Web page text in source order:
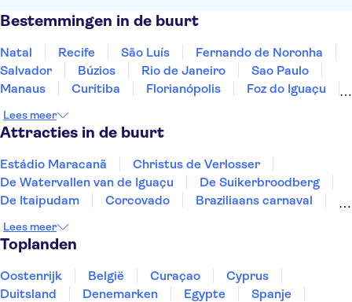
Bestemmingen in de buurt
Natal Recife São Luís
Fernando de Noronha
Salvador
Búzios Rio de Janeiro
Sao Paulo
Manaus
Curitiba Florianópolis
Foz do Iguaçu
Lees meer
Attracties in de buurt
Estádio Maracanã
Christus de Verlosser
De Watervallen van de Iguaçu
De Suikerbroodberg
De Itaipudam
Corcovado
Braziliaans carnaval
Lees meer
Toplanden
Oostenrijk België Curaçao
Cyprus
Duitsland
Denemarken Egypte
Spanje